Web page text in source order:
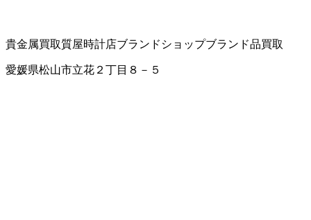
貴金属買取質屋時計店ブランドショップブランド品買取
愛媛県松山市立花２丁目８－５